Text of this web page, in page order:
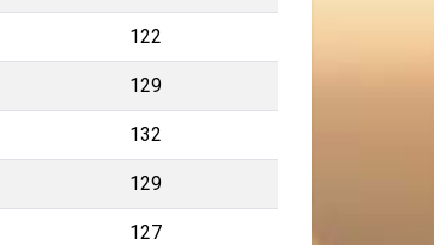
122
129
132
129
127